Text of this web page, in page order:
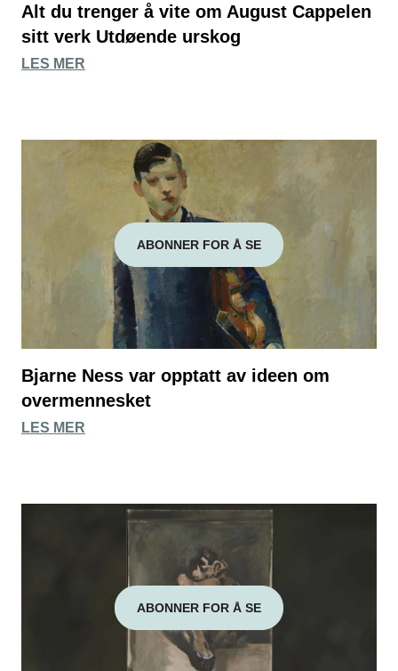
Alt du trenger å vite om August Cappelen
sitt verk Utdøende urskog
LES MER
ABONNER FOR Å SE
Bjarne Ness var opptatt av ideen om
overmennesket
LES MER
ABONNER FOR Å SE